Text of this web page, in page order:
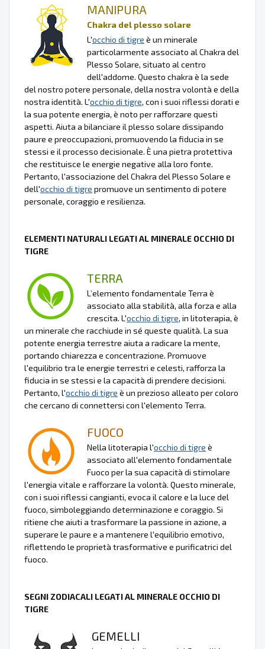
MANIPURA
Chakra del plesso solare
L'occhio di tigre è un minerale
particolarmente associato al Chakra del
Plesso Solare, situato al centro
dell'addome. Questo chakra è la sede
del nostro potere personale, della nostra volontà e della
nostra identità. L'occhio di tigre, con i suoi riflessi dorati e
la sua potente energia, è noto per rafforzare questi
aspetti. Aiuta a bilanciare il plesso solare dissipando
paure e preoccupazioni, promuovendo la fiducia in se
stessi e il processo decisionale. È una pietra protettiva
che restituisce le energie negative alla loro fonte.
Pertanto, l'associazione del Chakra del Plesso Solare e
dell'occhio di tigre promuove un sentimento di potere
personale, coraggio e resilienza.
ELEMENTI NATURALI LEGATI AL MINERALE OCCHIO DI
TIGRE
TERRA
L’elemento fondamentale Terra è
associato alla stabilità, alla forza e alla
crescita. L'occhio di tigre, in litoterapia, è
un minerale che racchiude in sé queste qualità. La sua
potente energia terrestre aiuta a radicare la mente,
portando chiarezza e concentrazione. Promuove
l'equilibrio tra le energie terrestri e celesti, rafforza la
fiducia in se stessi e la capacità di prendere decisioni.
Pertanto, l'occhio di tigre è un prezioso alleato per coloro
che cercano di connettersi con l'elemento Terra.
FUOCO
Nella litoterapia l'occhio di tigre è
associato all'elemento fondamentale
Fuoco per la sua capacità di stimolare
l'energia vitale e rafforzare la volontà. Questo minerale,
con i suoi riflessi cangianti, evoca il calore e la luce del
fuoco, simboleggiando determinazione e coraggio. Si
ritiene che aiuti a trasformare la passione in azione, a
superare le paure e a mantenere l'equilibrio emotivo,
riflettendo le proprietà trasformative e purificatrici del
fuoco.
SEGNI ZODIACALI LEGATI AL MINERALE OCCHIO DI
TIGRE
GEMELLI